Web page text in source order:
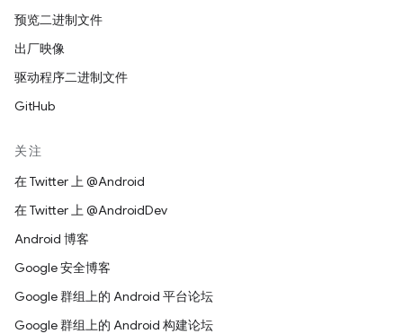
预览二进制文件
出厂映像
驱动程序二进制文件
GitHub
关注
在 Twitter 上 @Android
在 Twitter 上 @AndroidDev
Android 博客
Google 安全博客
Google 群组上的 Android 平台论坛
Google 群组上的 Android 构建论坛